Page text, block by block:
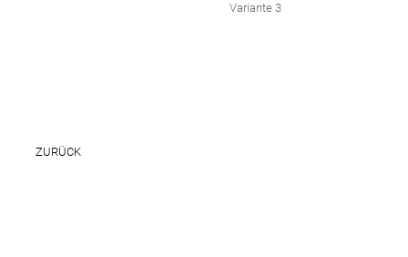
Variante 3
ZURÜCK